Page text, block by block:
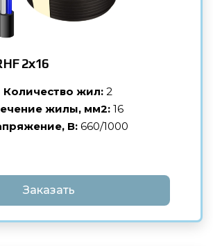
2х16
Количество жил: 2
жилы, мм2: 16
В: 660/1000
Заказать